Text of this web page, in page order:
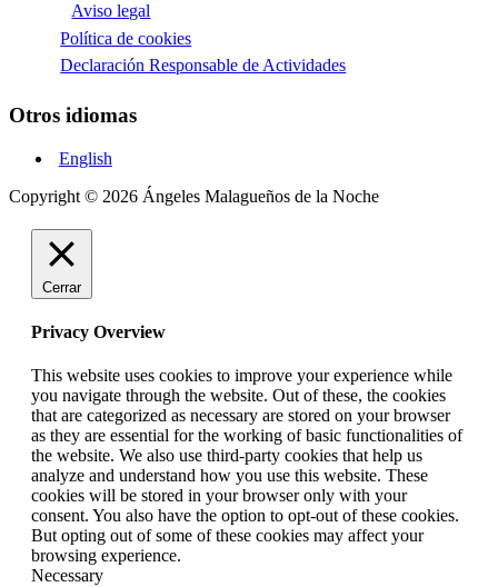
Aviso legal
Política de cookies
Declaración Responsable de Actividades
Otros idiomas
English
Copyright © 2026 Ángeles Malagueños de la Noche
Cerrar
Privacy Overview
This website uses cookies to improve your experience while
you navigate through the website. Out of these, the cookies
that are categorized as necessary are stored on your browser
as they are essential for the working of basic functionalities of
the website. We also use third-party cookies that help us
analyze and understand how you use this website. These
cookies will be stored in your browser only with your
consent. You also have the option to opt-out of these cookies.
But opting out of some of these cookies may affect your
browsing experience.
Necessary